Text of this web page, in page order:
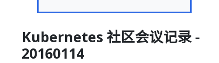
Kubernetes 社区会议记录 -
20160114